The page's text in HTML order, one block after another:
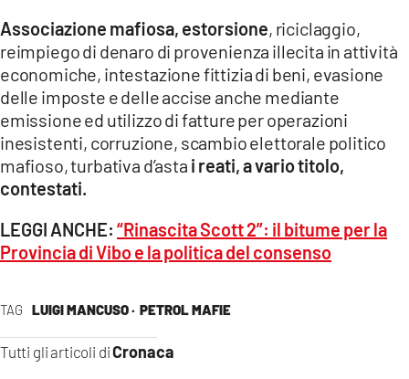
TAG LUIGI MANCUSO · PETROL MAFIE
Tutti gli articoli diCronaca
Associazione mafiosa, estorsione, riciclaggio,
reimpiego di denaro di provenienza illecita in attività
economiche, intestazione fittizia di beni, evasione
delle imposte e delle accise anche mediante
emissione ed utilizzo di fatture per operazioni
inesistenti, corruzione, scambio elettorale politico
mafioso, turbativa d’asta i reati, a vario titolo,
contestati.
LEGGI ANCHE: “Rinascita Scott 2”: il bitume per la
Provincia di Vibo e la politica del consenso